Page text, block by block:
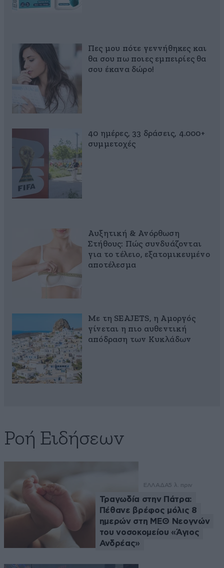
Πες μου πότε γεννήθηκες και
θα σου πω ποιες εμπειρίες θα
σου έκανα δώρο!
40 ημέρες, 33 δράσεις, 4.000+
συμμετοχές
Αυξητική & Ανόρθωση
Στήθους: Πώς συνδυάζονται
για το τέλειο, εξατομικευμένο
αποτέλεσμα
Με τη SEAJETS, η Αμοργός
γίνεται η πιο αυθεντική
απόδραση των Κυκλάδων
Ροή Ειδήσεων
ΕΛΛΑΔΑ5 λ. πριν
Τραγωδία στην Πάτρα:
Πέθανε βρέφος μόλις 8
ημερών στη ΜΕΘ Νεογνών
του νοσοκομείου «Άγιος
Ανδρέας»